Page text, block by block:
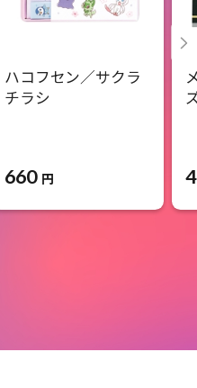
ハコフセン／サクラ
チラシ
660 円